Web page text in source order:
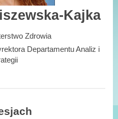
Kajka
Zdrowia
Departamentu Analiz i